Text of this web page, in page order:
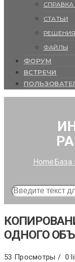
СТАТЬИ
РЕШЕНИЯ
ФАЙЛЫ
ФОРУМ
ВСТРЕЧИ
HomeБаза
ОДНОГО
53 Просмотры / 0